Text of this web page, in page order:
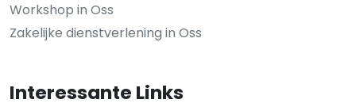
Workshop in Oss
Zakelijke dienstverlening in Oss
Interessante Links